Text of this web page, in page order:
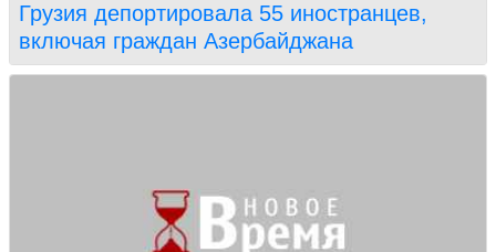
Грузия депортировала 55 иностранцев,
включая граждан Азербайджана